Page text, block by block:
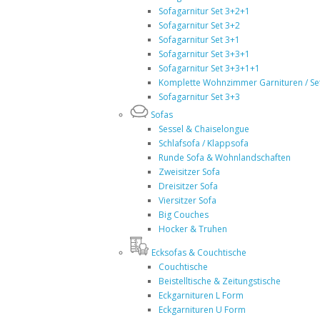
Sofagarnitur Set 3+2+1
Sofagarnitur Set 3+2
Sofagarnitur Set 3+1
Sofagarnitur Set 3+3+1
Sofagarnitur Set 3+3+1+1
Komplette Wohnzimmer Garnituren /
Sofagarnitur Set 3+3
Sofas
Sessel & Chaiselongue
Schlafsofa / Klappsofa
Runde Sofa & Wohnlandschaften
Zweisitzer Sofa
Dreisitzer Sofa
Viersitzer Sofa
Big Couches
Hocker & Truhen
Ecksofas & Couchtische
Couchtische
Beistelltische & Zeitungstische
Eckgarnituren L Form
Eckgarnituren U Form